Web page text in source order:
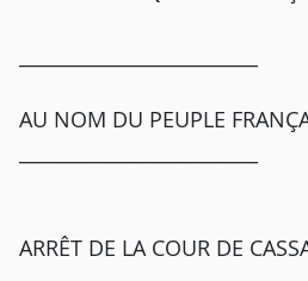
AU NOM DU PEUPLE
ARRÊT DE LA COUR DE